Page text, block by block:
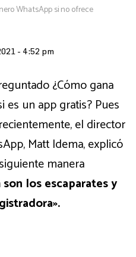
WhatsApp si no ofrece
- 4:52 pm
¿Cómo gana
es un app gratis? Pues
el director
Matt Idema, explicó
manera
los escaparates y